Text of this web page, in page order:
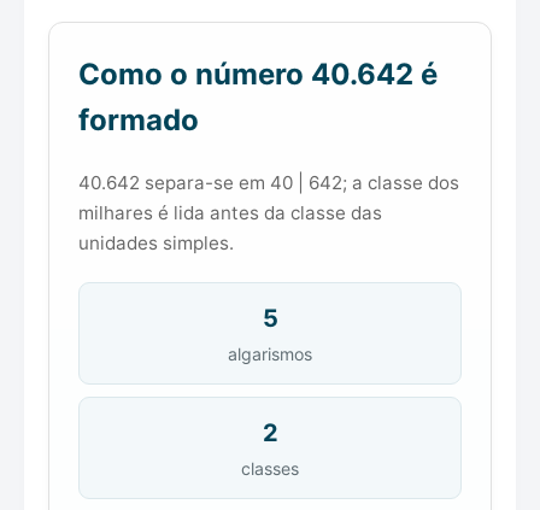
Como o número 40.642 é
formado
40.642 separa-se em 40 | 642; a classe dos
milhares é lida antes da classe das
unidades simples.
5
algarismos
2
classes